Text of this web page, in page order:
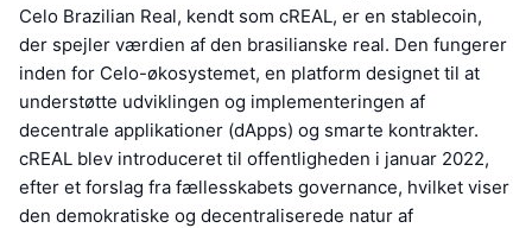
Celo Brazilian Real, kendt som cREAL, er en stablecoin,
der spejler værdien af den brasilianske real. Den fungerer
inden for Celo-økosystemet, en platform designet til at
understøtte udviklingen og implementeringen af
decentrale applikationer (dApps) og smarte kontrakter.
cREAL blev introduceret til offentligheden i januar 2022,
efter et forslag fra fællesskabets governance, hvilket viser
den demokratiske og decentraliserede natur af